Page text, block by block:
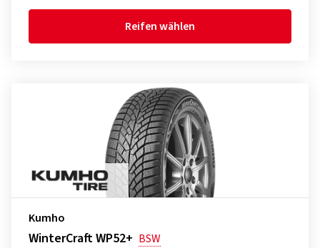
Reifen wählen
Kumho
WinterCraft WP52+ BSW